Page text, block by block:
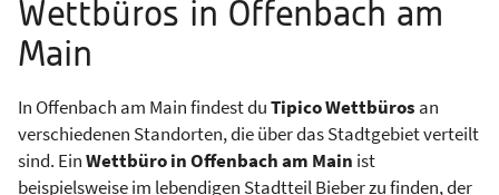
Wettbüros in Offenbach am
Main
In Offenbach am Main findest duTipico Wettbüros an
verschiedenen Standorten, die über das Stadtgebiet verteilt
sind. EinWettbüro in Offenbach am Main ist
beispielsweise im lebendigen Stadtteil Bieber zu finden, der